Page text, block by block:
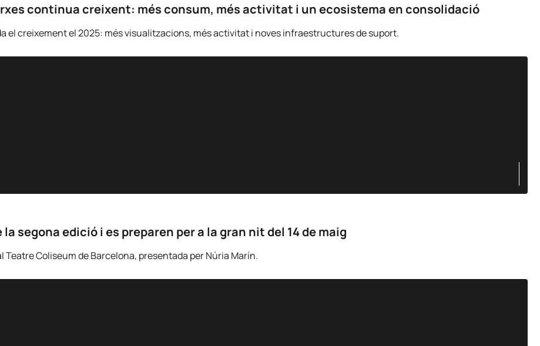
continua creixent: més consum, més activitat i un ecosistema en consolidació
el creixement el 2025: més visualitzacions, més activitat i noves infraestructures de suport.
segona edició i es preparen per a la gran nit del 14 de maig
Teatre Coliseum de Barcelona, presentada per Núria Marín.